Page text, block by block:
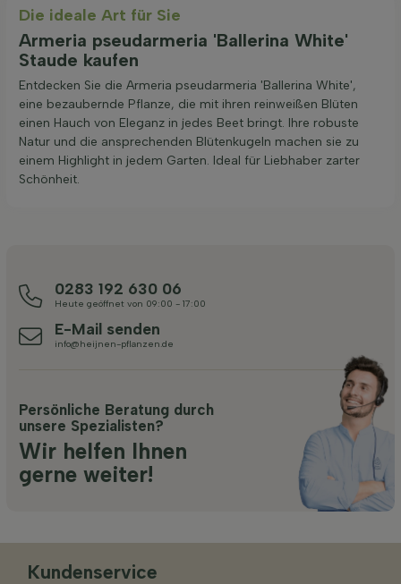
Die ideale Art für Sie
Armeria pseudarmeria 'Ballerina White'
Staude kaufen
Entdecken Sie die Armeria pseudarmeria 'Ballerina White',
eine bezaubernde Pflanze, die mit ihren reinweißen Blüten
einen Hauch von Eleganz in jedes Beet bringt. Ihre robuste
Natur und die ansprechenden Blütenkugeln machen sie zu
einem Highlight in jedem Garten. Ideal für Liebhaber zarter
Schönheit.
0283 192 630 06
Heute geöffnet von 09:00 - 17:00
E-Mail senden
info@heijnen-pflanzen.de
Persönliche Beratung durch
unsere Spezialisten?
Wir helfen Ihnen
gerne weiter!
Kundenservice